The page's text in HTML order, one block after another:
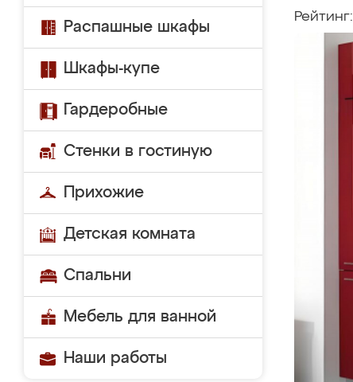
Распашные шкафы
Шкафы-купе
Гардеробные
Стенки в гостиную
Прихожие
Детская комната
Спальни
Мебель для ванной
Наши работы
Рейтинг: